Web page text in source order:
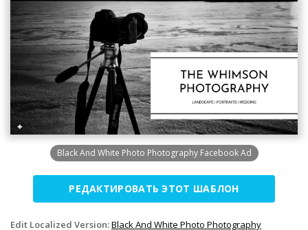
Black And White Photo Photography Facebook Ad
РЕДАКТИРОВАТЬ ЭТОТ ШАБЛОН
Edit Localized Version:Black And White Photo Photography